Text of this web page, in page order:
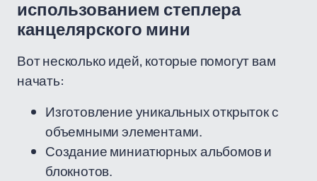
использованием степлера
канцелярского мини
Вот несколько идей, которые помогут вам
начать:
Изготовление уникальных открыток с
объемными элементами.
Создание миниатюрных альбомов и
блокнотов.